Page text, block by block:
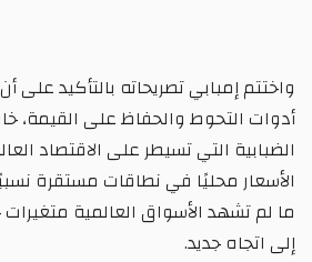
واختتم إمبابي تصريحاته بالتأكيد
أدوات التحوط والحفاظ على القيمة،
الضبابية التي تسيطر على الاقتصاد
الأسعار محليًا في نطاقات مستقرة
ما لم تشهد الأسواق العالمية
إلى اتجاه جديد.